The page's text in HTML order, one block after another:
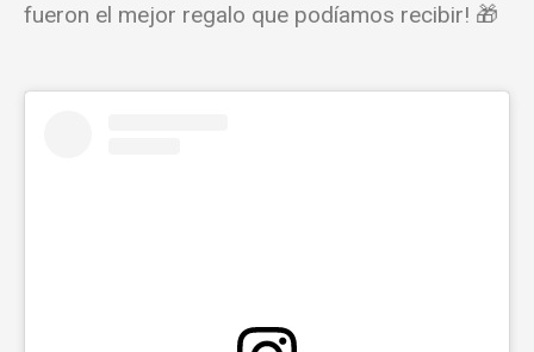
fueron el mejor regalo que podíamos recibir! 🎁